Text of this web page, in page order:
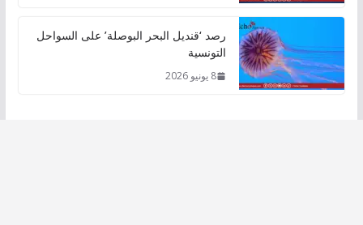
رصد ‘قنديل البحر البوصلة’ على السواحل
التونسية
8 يونيو 2026